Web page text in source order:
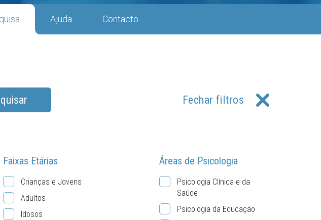
Ajuda Contacto
Fechar filtros
Faixas Etárias
Crianças e Jovens
Adultos
Idosos
Áreas de Psicologia
Psicologia Clínica e da
Saúde
Psicologia da Educação